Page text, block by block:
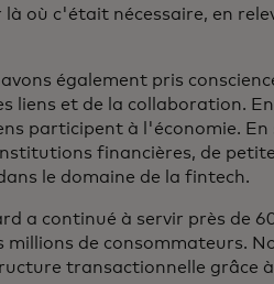
où c'était nécessaire, en
également pris
liens et de la collaboration.
participent à l'économie.
financières, de
le domaine de la fintech.
a continué à servir près de
de consommateurs.
transactionnelle grâce